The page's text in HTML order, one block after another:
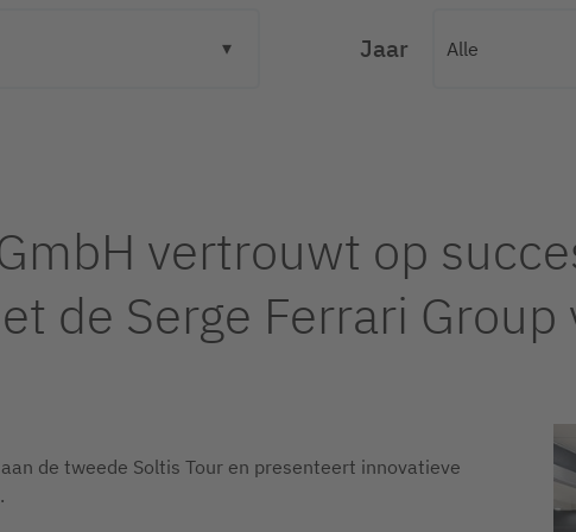
Jaar
vertrouwt op
de Serge Ferrari Group
de tweede Soltis Tour en presenteert innovatieve